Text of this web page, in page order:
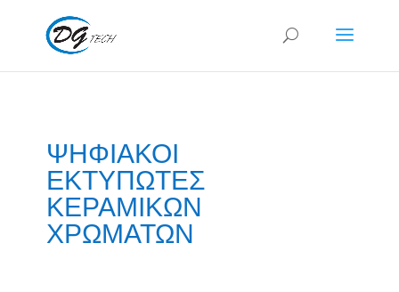
ΨΗΦΙΑΚΟΙ
ΕΚΤΥΠΩΤΕΣ
ΚΕΡΑΜΙΚΩΝ
ΧΡΩΜΑΤΩΝ